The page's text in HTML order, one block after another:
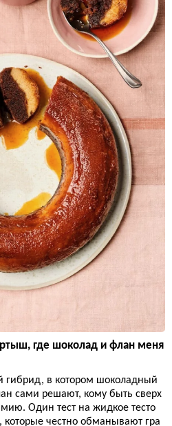
где шоколад и флан меня
гибрид, в котором шоколадный
сами решают, кому быть сверх
Один тест на жидкое тесто
честно обманывают гра